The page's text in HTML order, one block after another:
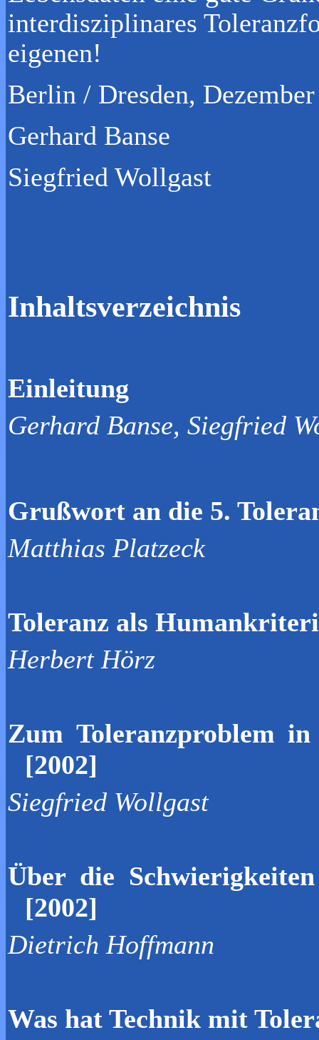
interdisziplinares
eigenen!
Berlin / Dresden,
Gerhard Banse
Siegfried Wollgast
Inhaltsverzeichnis
Einleitung
Gerhard Banse, Siegfried
Grußwort an die 5.
Matthias Platzeck
Toleranz als
Herbert Hörz
Zum Toleranzproblem
[2002]
Siegfried Wollgast
Über die
[2002]
Dietrich Hoffmann
Was hat Technik mit